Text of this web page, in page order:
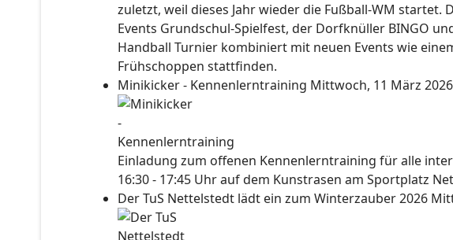
zuletzt, weil dieses Jahr wieder die Fußball-WM startet.
Events Grundschul-Spielfest, der Dorfknüller BINGO
Handball Turnier kombiniert mit neuen Events wie
Frühschoppen stattfinden.
Minikicker - Kennenlerntraining Mittwoch, 11 März
Einladung zum offenen Kennenlerntraining für alle
16:30 - 17:45 Uhr auf dem Kunstrasen am Sportplatz
Der TuS Nettelstedt lädt ein zum Winterzauber 2026